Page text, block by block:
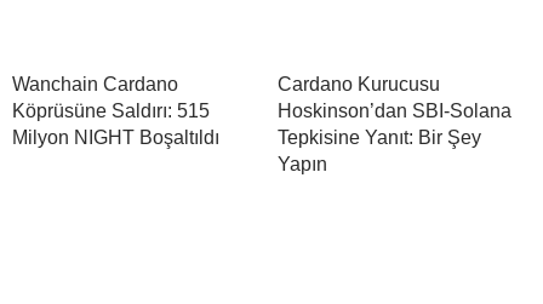
Wanchain Cardano
Köprüsüne Saldırı: 515
Milyon NIGHT Boşaltıldı
Cardano Kurucusu
Hoskinson’dan SBI-Solana
Tepkisine Yanıt: Bir Şey
Yapın